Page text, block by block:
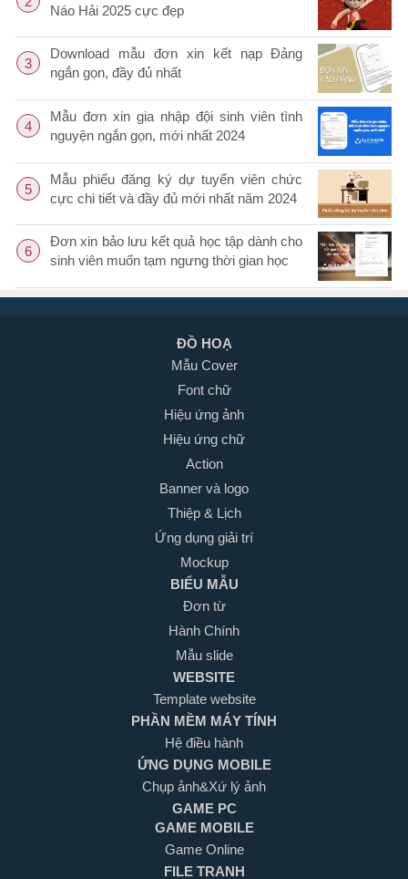
Náo Hải 2025 cực đẹp
3
Download mẫu đơn xin kết nạp Đảng
ngắn gọn, đầy đủ nhất
4
Mẫu đơn xin gia nhập đội sinh viên tình
nguyện ngắn gọn, mới nhất 2024
5
Mẫu phiếu đăng ký dự tuyển viên chức
cực chi tiết và đầy đủ mới nhất năm 2024
6
Đơn xin bảo lưu kết quả học tập dành cho
sinh viên muốn tạm ngưng thời gian học
ĐỒ HOẠ
Mẫu Cover
Font chữ
Hiệu ứng ảnh
Hiệu ứng chữ
Action
Banner và logo
Thiệp & Lịch
Ứng dụng giải trí
Mockup
BIỂU MẪU
Đơn từ
Hành Chính
Mẫu slide
WEBSITE
Template website
PHẦN MỀM MÁY TÍNH
Hệ điều hành
ỨNG DỤNG MOBILE
Chụp ảnh&Xứ lý ảnh
GAME PC
GAME MOBILE
Game Online
FILE TRANH